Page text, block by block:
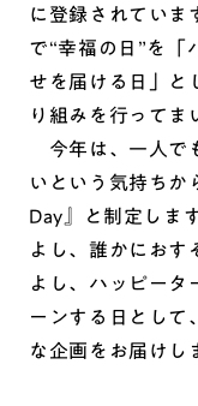
に登録されていま
で“幸福の日”を「
せを届ける日」と
り組みを行ってま
今年は、一人で
いという気持ちか
Day』と制定しま
よし、誰かにおす
よし、ハッピータ
ーンする日として
な企画をお届けし